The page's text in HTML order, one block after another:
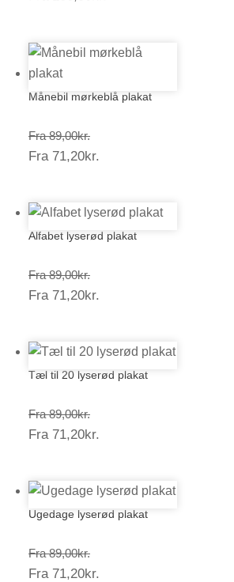
Månebil mørkeblå plakat
Fra 89,00kr.Prisinterval:
89,00kr.
Fra 71,20kr.
Alfabet lyserød plakat
Fra 89,00kr.Prisinterval:
89,00kr.
Fra 71,20kr.
Tæl til 20 lyserød plakat
Fra 89,00kr.Prisinterval:
89,00kr.
Fra 71,20kr.
Ugedage lyserød plakat
Fra 89,00kr.Prisinterval:
89,00kr.
Fra 71,20kr.